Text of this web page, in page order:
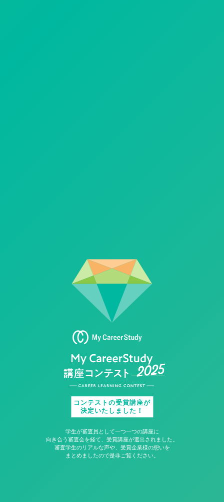
コンテストの受賞講座が
決定いたしました！
学生が審査員として一つ一つの講座に
向き合う審査会を経て、受賞講座が選出されました。
審査学生のリアルな声や、受賞企業様の想いを
まとめましたので是非ご覧ください。